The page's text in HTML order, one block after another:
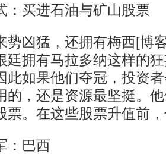
买进石油与矿山股票
凶猛，还拥有梅西[博
廷拥有马拉多纳这样的
此如果他们夺冠，投资
的，还是资源最坚挺。
票。在这些股票升值前
巴西